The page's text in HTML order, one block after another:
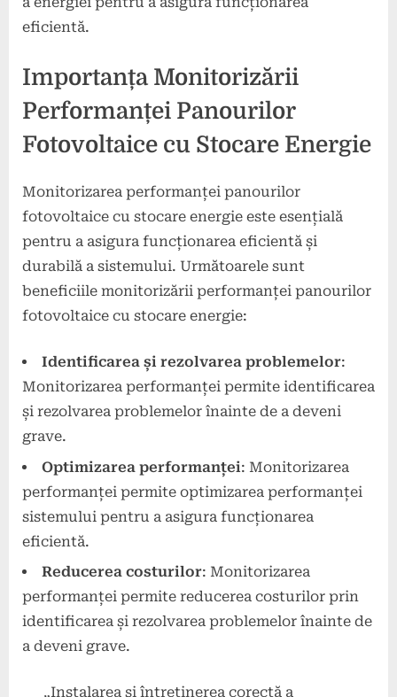
eficientă.
Importanța Monitorizării
Performanței Panourilor
Fotovoltaice cu Stocare Energie
Monitorizarea performanței panourilor
fotovoltaice cu stocare energie este esențială
pentru a asigura funcționarea eficientă și
durabilă a sistemului. Următoarele sunt
beneficiile monitorizării performanței panourilor
fotovoltaice cu stocare energie:
Identificarea și rezolvarea problemelor:
Monitorizarea performanței permite identificarea
și rezolvarea problemelor înainte de a deveni
grave.
Optimizarea performanței: Monitorizarea
performanței permite optimizarea performanței
sistemului pentru a asigura funcționarea
eficientă.
Reducerea costurilor: Monitorizarea
performanței permite reducerea costurilor prin
identificarea și rezolvarea problemelor înainte de
a deveni grave.
„Instalarea și întreținerea corectă a